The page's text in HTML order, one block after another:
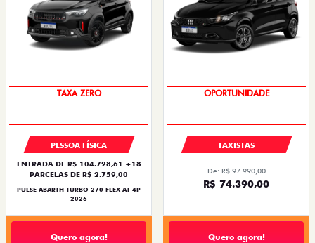
TAXA ZERO
PESSOA FÍSICA
ENTRADA DE R$ 104.728,61 +18
PARCELAS DE R$ 2.759,00
PULSE ABARTH TURBO 270 FLEX AT 4P
2026
Quero agora!
OPORTUNIDADE
TAXISTAS
De: R$ 97.990,00
R$ 74.390,00
Quero agora!